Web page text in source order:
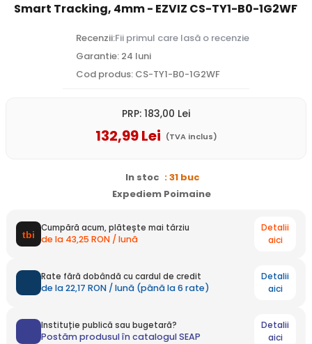
Smart Tracking, 4mm - EZVIZ CS-TY1-B0-1G2WF
Recenzii:Fii primul care lasă o recenzie
Garantie: 24 luni
Cod produs: CS-TY1-B0-1G2WF
PRP: 183,00 Lei
132,99Lei (TVA inclus)
In stoc : 31 buc
Expediem Poimaine
Cumpără acum, plătește mai târziu
de la 43,25 RON / lună
Detalii
aici
Rate fără dobândă cu cardul de credit
de la 22,17 RON / lună (până la 6 rate)
Detalii
aici
Instituție publică sau bugetară?
Postăm produsul în catalogul SEAP
Detalii
aici